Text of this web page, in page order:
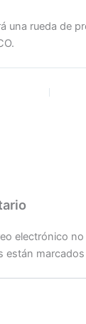
una rueda de
electrónico
están